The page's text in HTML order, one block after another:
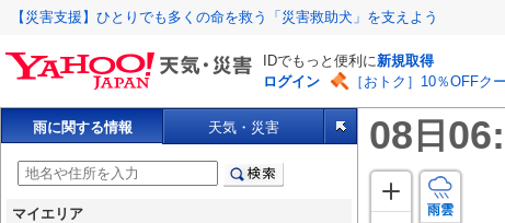
【災害支援】ひとりでも多くの命を救う「災害救助犬」を支えよう
IDでもっと便利に新規取得
ログイン
［おトク］10％OFFク
雨に関する情報 天気・災害
マイエリア 雨雲
08 日